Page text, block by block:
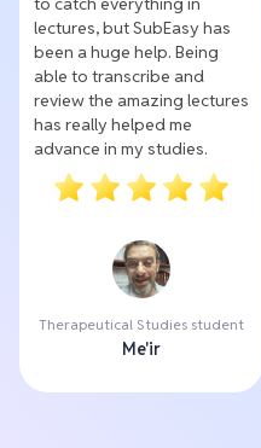
lectures, but SubEasy has
been a huge help. Being
able to transcribe and
review the amazing lectures
has really helped me
advance in my studies.
Therapeutical Studies student
Me'ir